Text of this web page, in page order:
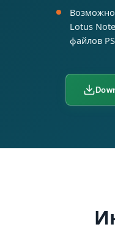
Lotus
файлов